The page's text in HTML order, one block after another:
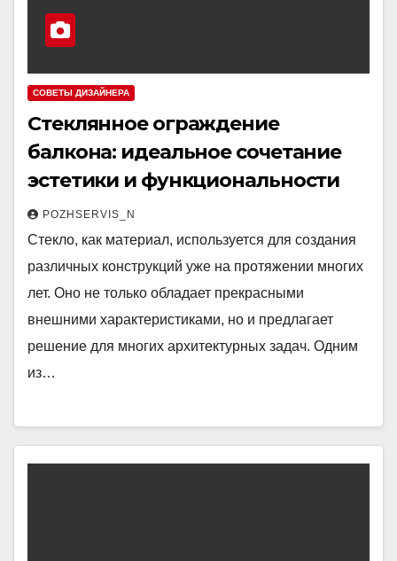
СОВЕТЫ ДИЗАЙНЕРА
Стеклянное ограждение
балкона: идеальное сочетание
эстетики и функциональности
POZHSERVIS_N
Стекло, как материал, используется для создания
различных конструкций уже на протяжении многих
лет. Оно не только обладает прекрасными
внешними характеристиками, но и предлагает
решение для многих архитектурных задач. Одним
из…